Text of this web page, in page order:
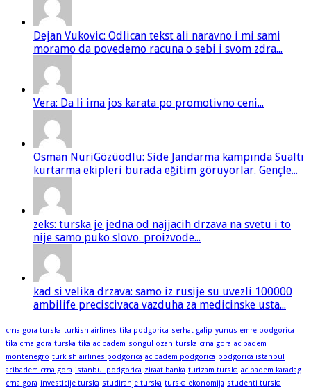
Dejan Vukovic: Odlican tekst ali naravno i mi sami
moramo da povedemo racuna o sebi i svom zdra...
Vera: Da li ima jos karata po promotivno ceni...
Osman NuriGözüodlu: Side Jandarma kampında Sualtı
kurtarma ekipleri burada eğitim görüyorlar. Gençle...
zeks: turska je jedna od najjacih drzava na svetu i to
nije samo puko slovo. proizvode...
kad si velika drzava: samo iz rusije su uvezli 100000
ambilife preciscivaca vazduha za medicinske usta...
crna gora turska turkish airlines tika podgorica serhat galip yunus emre podgorica
tika crna gora turska tika acibadem songul ozan turska crna gora acibadem
montenegro turkish airlines podgorica acibadem podgorica podgorica istanbul
acibadem crna gora istanbul podgorica ziraat banka turizam turska acibadem karadag
crna gora investicije turska studiranje turska turska ekonomija studenti turska